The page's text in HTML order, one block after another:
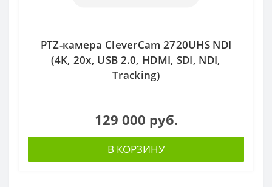
PTZ-камера CleverCam 2720UHS NDI
(4K, 20x, USB 2.0, HDMI, SDI, NDI,
Tracking)
129 000 руб.
В КОРЗИНУ